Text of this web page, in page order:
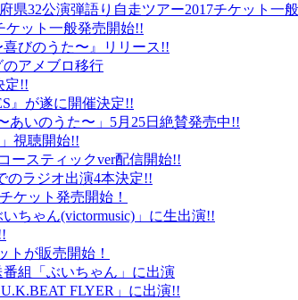
県32公演弾語り自走ツアー2017チケット一
ケット一般発売開始!!
びのうた〜』リリース!!
アメブロ移行
定!!
』が遂に開催決定!!
あいのうた〜」5月25日絶賛発売中!!
視聴開始!!
ースティックver配信開始!!
のラジオ出演4本決定!!
ケット発売開始！
ちゃん(victormusic)」に生出演!!
トが販売開始！
番組「ぶいちゃん」に出演
FLYER」に出演!!